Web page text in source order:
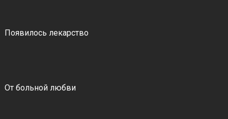
Появилось лекарство
От больной любви